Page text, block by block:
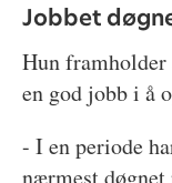
Jobbet
Hun
en god jobb i å
- I en periode